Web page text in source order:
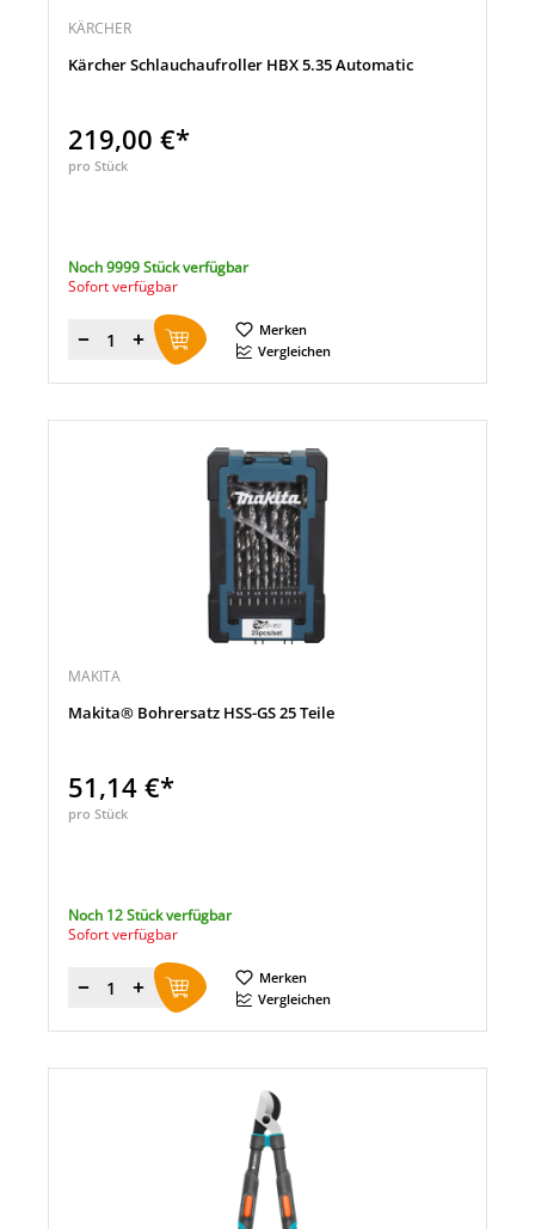
KÄRCHER
Kärcher Schlauchaufroller HBX 5.35 Automatic
219,00 €*
pro Stück
Noch 9999 Stück verfügbar
Sofort verfügbar
Menge
Merken
Vergleichen
MAKITA
Makita® Bohrersatz HSS-GS 25 Teile
51,14 €*
pro Stück
Noch 12 Stück verfügbar
Sofort verfügbar
Menge
Merken
Vergleichen